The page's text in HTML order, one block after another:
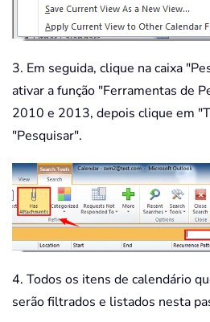
3. Em seguida, clique na caixa
ativar a função "Ferramentas de
2010 e 2013, depois clique em
"Pesquisar".
4. Todos os itens de calendário
serão filtrados e listados nesta